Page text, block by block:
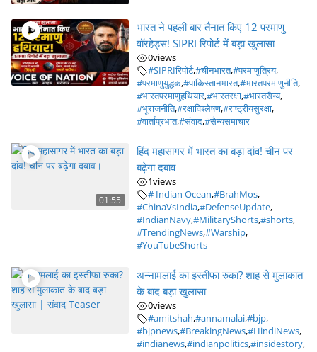
भारत ने पहली बार तैनात किए 12 परमाणु
वॉरहेड्स! SIPRI रिपोर्ट में बड़ा खुलासा
0views
#SIPRIरिपोर्ट,#चीनभारत,#परमाणुत्रिय,
#परमाणुयुद्धक,#पाकिस्तानभारत,#भारतपरमाणुनीति,
#भारतपरमाणुहथियार,#भारतरक्षा,#भारतसैन्य,
#भूराजनीति,#रक्षाविश्लेषण,#राष्ट्रीयसुरक्षा,
#वार्ताप्रभात,#संवाद,#सैन्यसमाचार
01:55
हिंद महासागर में भारत का बड़ा दांव! चीन पर
बढ़ेगा दबाव
1views
# Indian Ocean,#BrahMos,
#ChinaVsIndia,#DefenseUpdate,
#IndianNavy,#MilitaryShorts,#shorts,
#TrendingNews,#Warship,
#YouTubeShorts
अन्नामलाई का इस्तीफा रुका? शाह से मुलाकात
के बाद बड़ा खुलासा
0views
#amitshah,#annamalai,#bjp,
#bjpnews,#BreakingNews,#HindiNews,
#indianews,#indianpolitics,#insidestory,